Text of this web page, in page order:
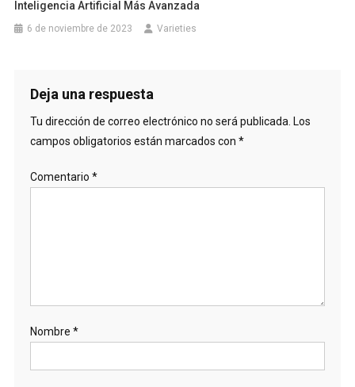
Inteligencia Artificial Más Avanzada
6 de noviembre de 2023 Varieties
Deja una respuesta
Tu dirección de correo electrónico no será publicada. Los
campos obligatorios están marcados con *
Comentario *
Nombre *